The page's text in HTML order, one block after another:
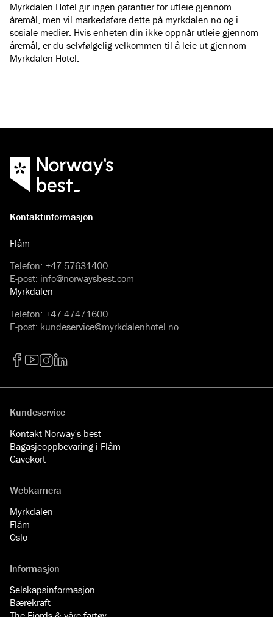
Myrkdalen Hotel gir ingen garantier for utleie gjennom
åremål, men vil markedsføre dette på myrkdalen.no og i
sosiale medier. Hvis enheten din ikke oppnår utleie gjennom
åremål, er du selvfølgelig velkommen til å leie ut gjennom
Myrkdalen Hotel.
Kontaktinformasjon
Flåm
Telefon: +47 57631400
E-post: info@norwaysbest.com
Myrkdalen
Telefon: +47 47471600
E-post: kundeservice@myrkdalenhotel.no
Kundeservice
Kontakt Norway's best
Bagasjeoppbevaring i Flåm
Gavekort
Webkamera
Myrkdalen
Flåm
Oslo
Informasjon
Selskapsinformasjon
Bærekraft